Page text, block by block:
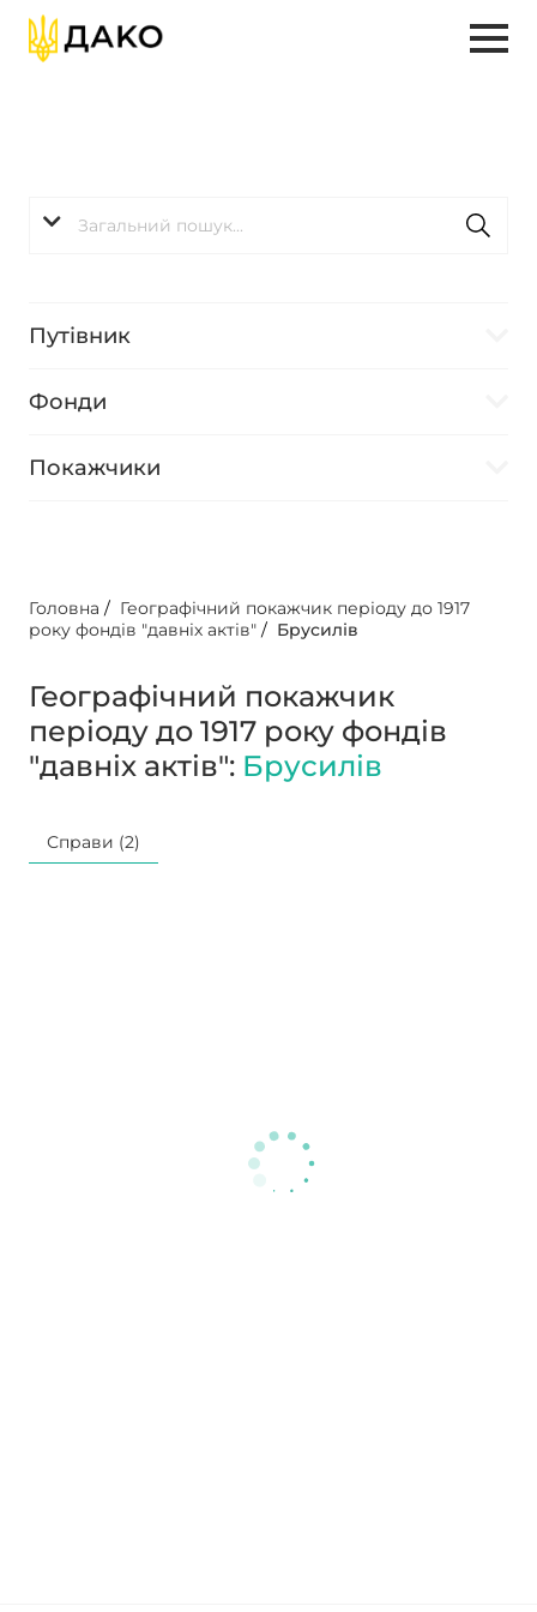
Путівник
Фонди
Покажчики
Головна / Географічний покажчик періоду до 1917
року фондів "давніх актів" / Брусилів
Географічний покажчик
періоду до 1917 року фондів
"давніх актів": Брусилів
Справи (2)